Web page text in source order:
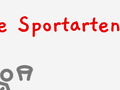
Sportarten